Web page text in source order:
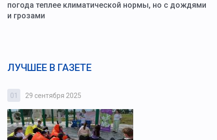
погода теплее климатической нормы, но с дождями
и грозами
ЛУЧШЕЕ В ГАЗЕТЕ
01 29 сентября 2025